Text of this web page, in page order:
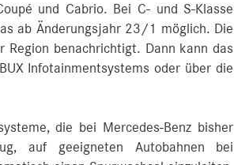
und Cabrio. Bei C- und S‑Klasse
ab Änderungsjahr 23/1 möglich. Die
Region benachrichtigt. Dann kann das
Infotainmentsystems oder über die
die bei Mercedes-Benz bisher
auf geeigneten Autobahnen bei